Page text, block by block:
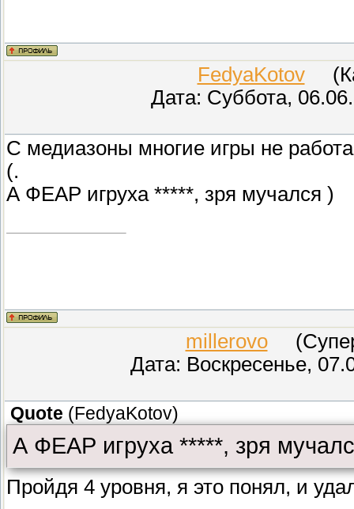
FedyaKotov
Дата: Суббота,
С медиазоны многие игры не
(.
А ФЕАР игруха *****, зря мучался )
millerovo
Дата: Воскресенье,
Quote (FedyaKotov)
А ФЕАР игруха *****, зря
Пройдя 4 уровня, я это понял, и